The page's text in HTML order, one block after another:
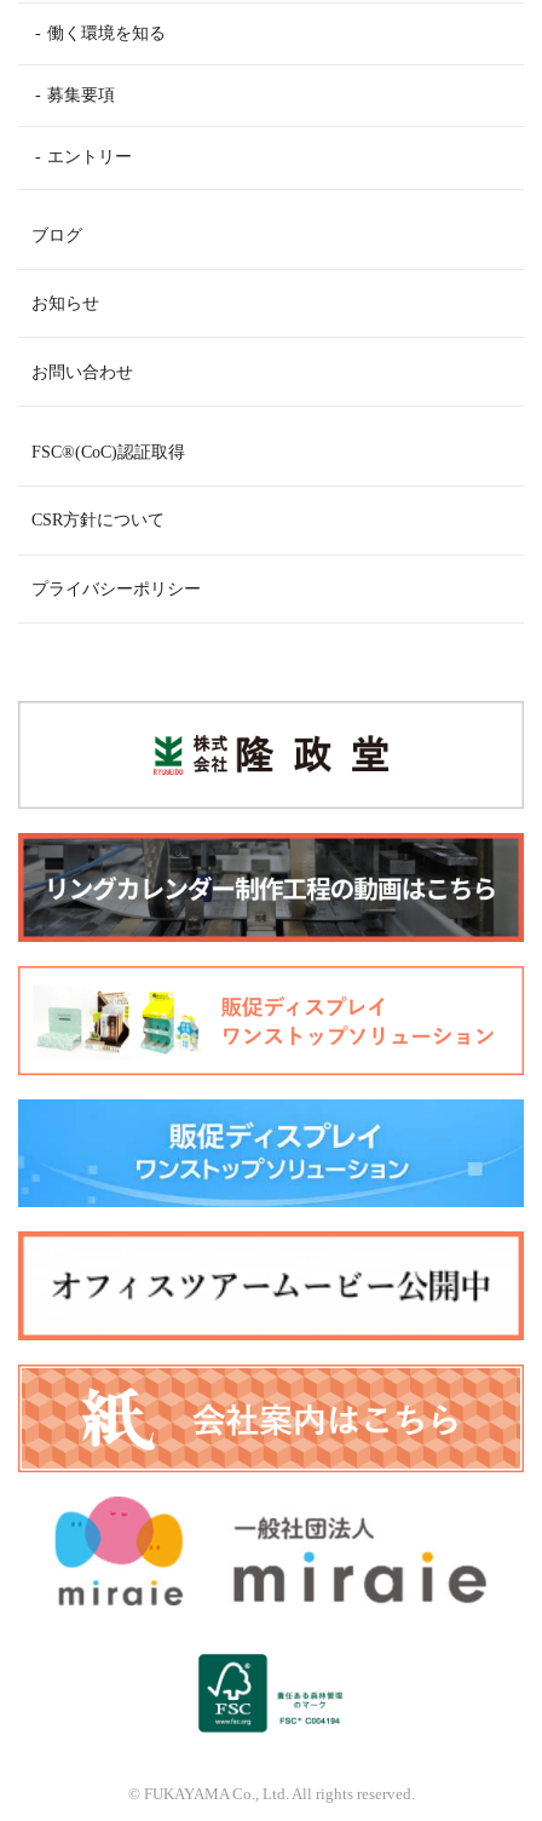
働く環境を知る
募集要項
エントリー
ブログ
お知らせ
お問い合わせ
FSC®(CoC)認証取得
CSR方針について
プライバシーポリシー
© FUKAYAMA Co., Ltd. All rights reserved.